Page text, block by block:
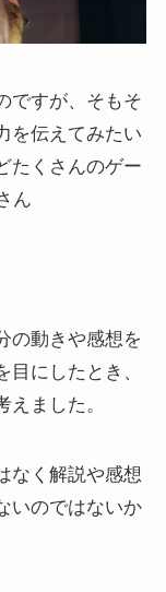
ですが、そもそ
を伝えてみたい
たくさんのゲー
ん
の動きや感想を
にしたとき、
ました。
なく解説や感想
いのではないか